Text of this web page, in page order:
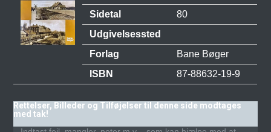
Sidetal
80
Udgivelsessted
Forlag
Bane Bøger
ISBN
87-88632-19-9
Rettelser, Billeder og Tilføjelser til denne side modtages
med tak!